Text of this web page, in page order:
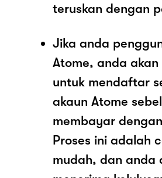
teruskan dengan
Jika anda
Atome, anda
untuk mendaftar
akaun Atome
membayar dengan
Proses ini adalah
mudah, dan anda